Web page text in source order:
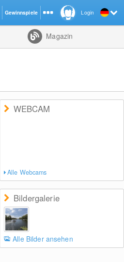
Magazin
WEBCAM
Alle Webcams
Bildergalerie
Alle Bilder ansehen
Login
Gewinnspiele